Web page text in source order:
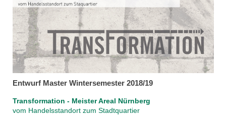
Entwurf Master Wintersemester 2018/19
Transformation - Meister Areal Nürnberg
vom Handelsstandort zum Stadtquartier